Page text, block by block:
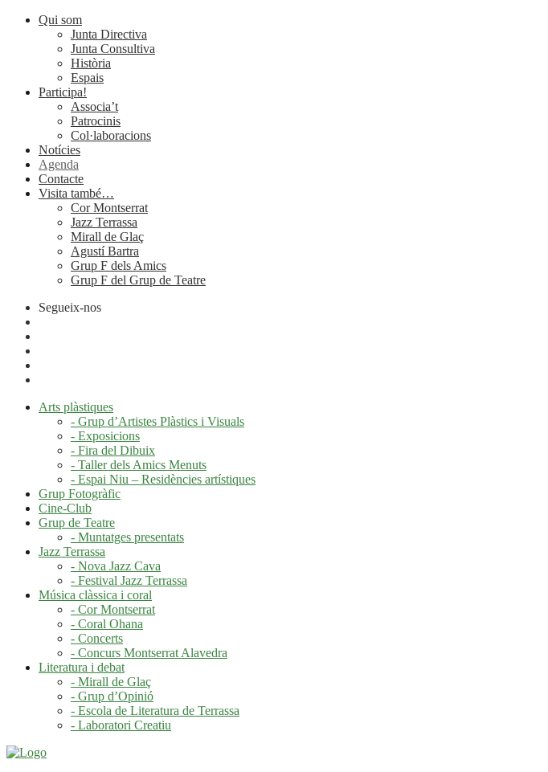
Qui som
Junta Directiva
Junta Consultiva
Història
Espais
Participa!
Associa’t
Patrocinis
Col·laboracions
Notícies
Agenda
Contacte
Visita també…
Cor Montserrat
Jazz Terrassa
Mirall de Glaç
Agustí Bartra
Grup F dels Amics
Grup F del Grup de Teatre
Segueix-nos
Arts plàstiques
- Grup d’Artistes Plàstics i Visuals
- Exposicions
- Fira del Dibuix
- Taller dels Amics Menuts
- Espai Niu – Residències artístiques
Grup Fotogràfic
Cine-Club
Grup de Teatre
- Muntatges presentats
Jazz Terrassa
- Nova Jazz Cava
- Festival Jazz Terrassa
Música clàssica i coral
- Cor Montserrat
- Coral Ohana
- Concerts
- Concurs Montserrat Alavedra
Literatura i debat
- Mirall de Glaç
- Grup d’Opinió
- Escola de Literatura de Terrassa
- Laboratori Creatiu